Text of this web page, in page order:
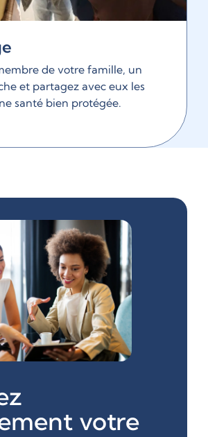
de votre famille, un
et partagez avec eux les
santé bien protégée.
votre